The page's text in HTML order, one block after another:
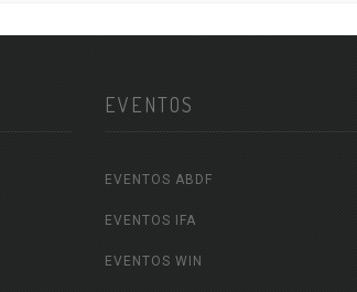
EVENTOS
EVENTOS ABDF
EVENTOS IFA
EVENTOS WIN